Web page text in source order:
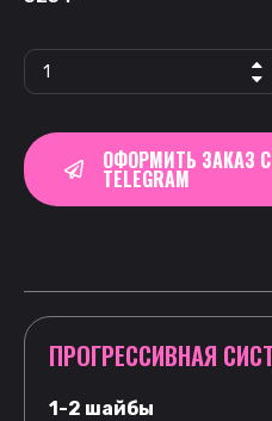
ОФОРМИТЬ ЗАКАЗ
TELEGRAM
ПРОГРЕССИВНАЯ
1-2 шайбы